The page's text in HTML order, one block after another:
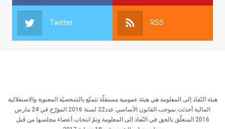
Twitter RSS
هيئة النّفاذ إلى المعلومة هي هيئة عمومية مستقلّة تتمتّع بالشخصيّة المعنوية والاستقلالية
المالية أحدثت بموجب القانون الأساسي عدد22 لسنة 2016 المؤرّخ في 24 مارس
2016 المتعلّق بالحق في النّفاذ الى المعلومة وتمّ انتخاب أعضاء مجلسها من قبل